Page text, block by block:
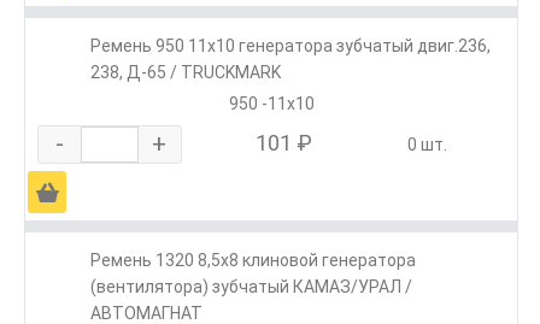
Ремень 950 11х10 генератора зубчатый двиг.236,
238, Д-65 / TRUCKMARK
950 -11х10
- + 101 ₽ 0 шт.
Ä
Ремень 1320 8,5х8 клиновой генератора
(вентилятора) зубчатый КАМАЗ/УРАЛ /
АВТОМАГНАТ